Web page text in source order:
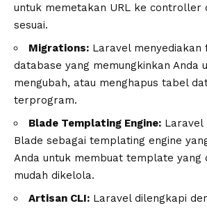
untuk memetakan URL ke controller
sesuai.
Migrations: Laravel menyediakan
database yang memungkinkan Anda
mengubah, atau menghapus tabel
terprogram.
Blade Templating Engine: Laravel
Blade sebagai templating engine
Anda untuk membuat template yang
mudah dikelola.
Artisan CLI: Laravel dilengkapi